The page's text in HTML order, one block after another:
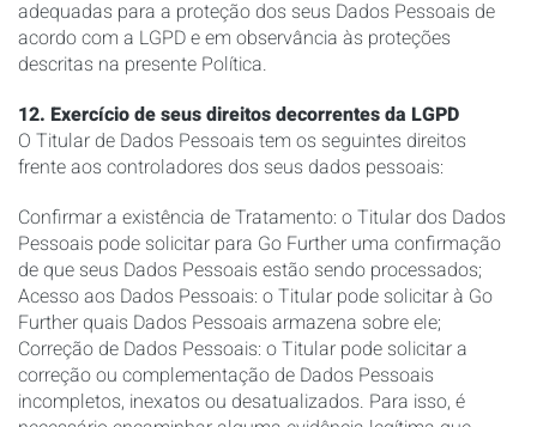
adequadas para a proteção dos seus Dados Pessoais de
acordo com a LGPD e em observância às proteções
descritas na presente Política.
12. Exercício de seus direitos decorrentes da LGPD
O Titular de Dados Pessoais tem os seguintes direitos
frente aos controladores dos seus dados pessoais:
Confirmar a existência de Tratamento: o Titular dos Dados
Pessoais pode solicitar para Go Further uma confirmação
de que seus Dados Pessoais estão sendo processados;
Acesso aos Dados Pessoais: o Titular pode solicitar à Go
Further quais Dados Pessoais armazena sobre ele;
Correção de Dados Pessoais: o Titular pode solicitar a
correção ou complementação de Dados Pessoais
incompletos, inexatos ou desatualizados. Para isso, é